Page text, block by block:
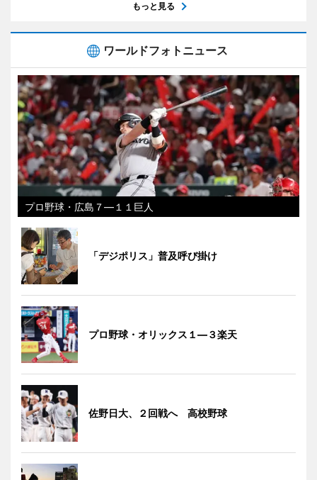
もっと見る
ワールドフォトニュース
プロ野球・広島７―１１巨人
「デジポリス」普及呼び掛け
プロ野球・オリックス１―３楽天
佐野日大、２回戦へ 高校野球